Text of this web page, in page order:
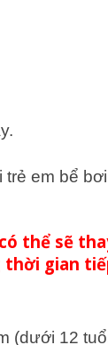
em bể
thể sẽ
thời gian
(dưới 12